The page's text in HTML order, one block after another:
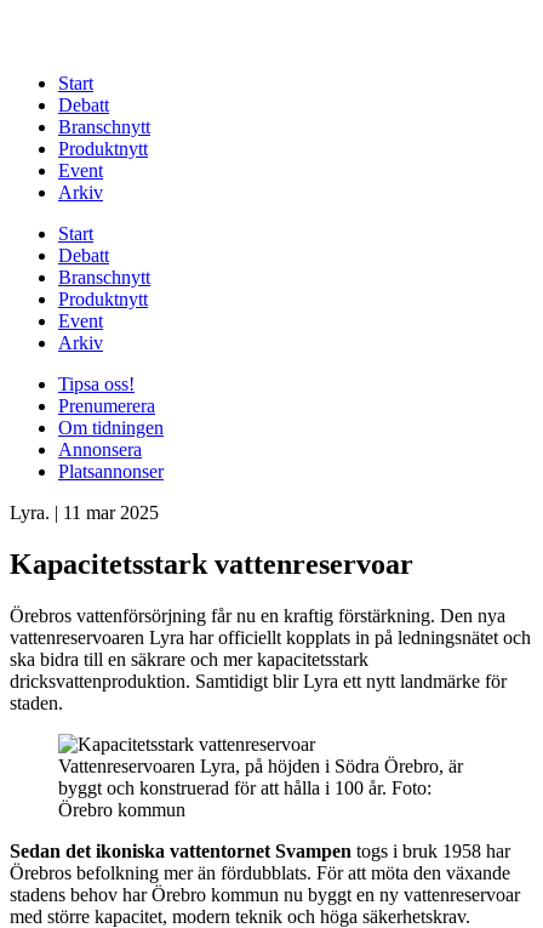
Start
Debatt
Branschnytt
Produktnytt
Event
Arkiv
Start
Debatt
Branschnytt
Produktnytt
Event
Arkiv
Tipsa oss!
Prenumerera
Om tidningen
Annonsera
Platsannonser
Lyra. | 11 mar 2025
Kapacitetsstark vattenreservoar
Örebros vattenförsörjning får nu en kraftig förstärkning. Den nya
vattenreservoaren Lyra har officiellt kopplats in på ledningsnätet och
ska bidra till en säkrare och mer kapacitetsstark
dricksvattenproduktion. Samtidigt blir Lyra ett nytt landmärke för
staden.
Vattenreservoaren Lyra, på höjden i Södra Örebro, är
byggt och konstruerad för att hålla i 100 år. Foto:
Örebro kommun
Sedan det ikoniska vattentornet Svampen togs i bruk 1958 har
Örebros befolkning mer än fördubblats. För att möta den växande
stadens behov har Örebro kommun nu byggt en ny vattenreservoar
med större kapacitet, modern teknik och höga säkerhetskrav.